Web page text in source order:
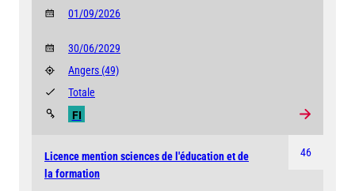
01/09/2026
30/06/2029
Angers (49)
FI
Totale
46
Licence mention sciences de l'éducation et de
la formation